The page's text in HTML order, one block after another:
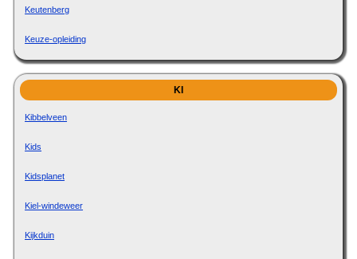
Keutenberg
Keuze-opleiding
KI
Kibbelveen
Kids
Kidsplanet
Kiel-windeweer
Kijkduin